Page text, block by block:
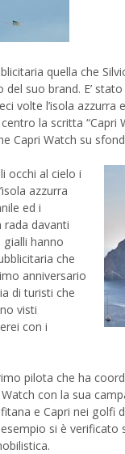
quella che
suo brand. E’
volte l’isola
la scritta “Capri
Capri Watch su
occhi al cielo i
azzurra
ed i
davanti
hanno
che
anniversario
di turisti che
visti
con i
pilota che ha
con la sua
e Capri nei
si è verificato